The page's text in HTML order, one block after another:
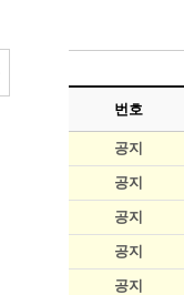
번호
공지
공지
공지
공지
공지